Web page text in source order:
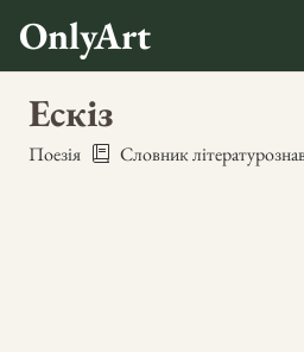
OnlyArt
Ескіз
Поезія Словник